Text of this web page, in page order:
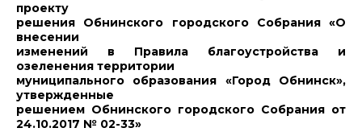
проекту
решения Обнинского городского Собрания «О
внесении
изменений в Правила благоустройства и
озеленения территории
муниципального образования «Город Обнинск»,
утвержденные
решением Обнинского городского Собрания от
24.10.2017 № 02-33»